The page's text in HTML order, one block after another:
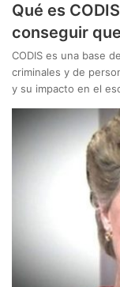
Qué es
conseguir
CODIS es una base
criminales y de
y su impacto en el